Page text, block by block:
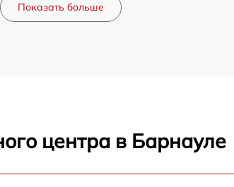
Показать больше
центра в Барнауле